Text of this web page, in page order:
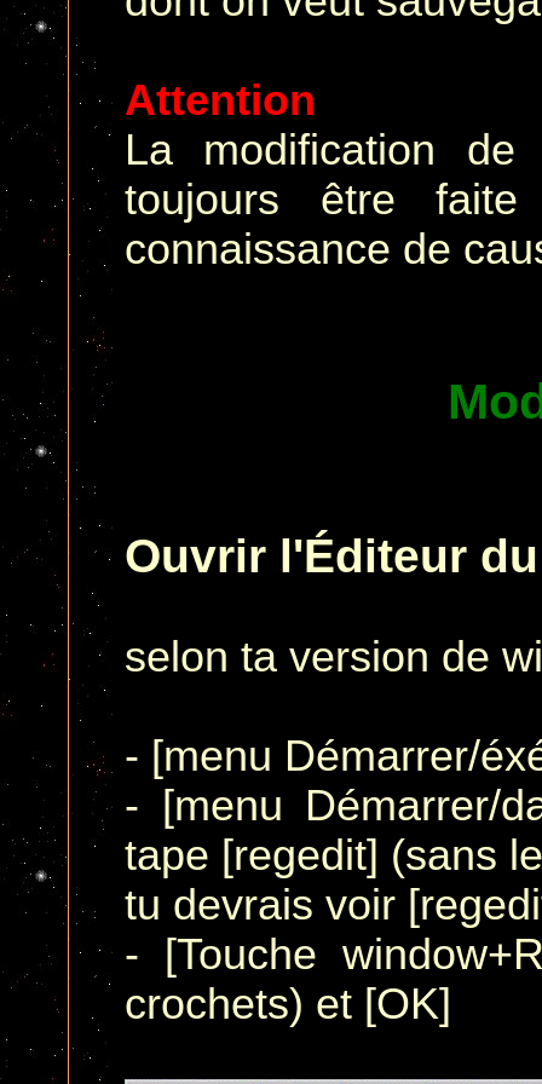
Attention
La modification
toujours être
connaissance de
Ouvrir l'Éditeur
selon ta version de
- [menu Démarrer/
- [menu Démarrer/
tape [regedit] (sans
tu devrais voir
- [Touche
crochets) et [OK]